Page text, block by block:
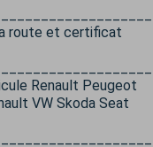
route et certificat
Renault Peugeot
VW Skoda Seat